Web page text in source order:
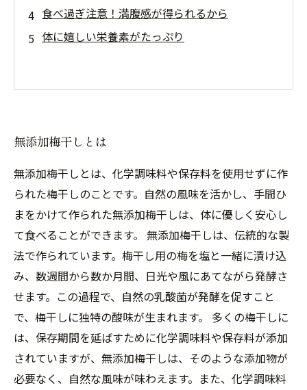
食べ過ぎ注意！満腹感が得られるから
体に嬉しい栄養素がたっぷり
無添加梅干しとは
無添加梅干しとは、化学調味料や保存料を使用せずに作
られた梅干しのことです。自然の風味を活かし、手間ひ
まをかけて作られた無添加梅干しは、体に優しく安心し
て食べることができます。 無添加梅干しは、伝統的な製
法で作られています。梅干し用の梅を塩と一緒に漬け込
み、数週間から数か月間、日光や風にあてながら発酵さ
せます。この過程で、自然の乳酸菌が発酵を促すこと
で、梅干しに独特の酸味が生まれます。 多くの梅干しに
は、保存期間を延ばすために化学調味料や保存料が添加
されていますが、無添加梅干しは、そのような添加物が
必要なく、自然な風味が味わえます。また、化学調味料